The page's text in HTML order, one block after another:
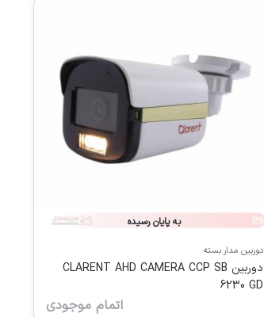
به پایان رسیده
دوربین مدار بسته
دوربین CLARENT AHD CAMERA CCP SB
6230 GD
اتمام موجودی